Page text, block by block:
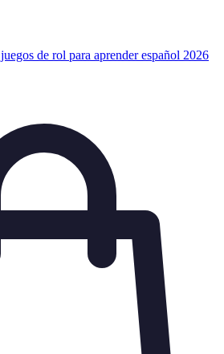
juegos de rol para aprender español 2026